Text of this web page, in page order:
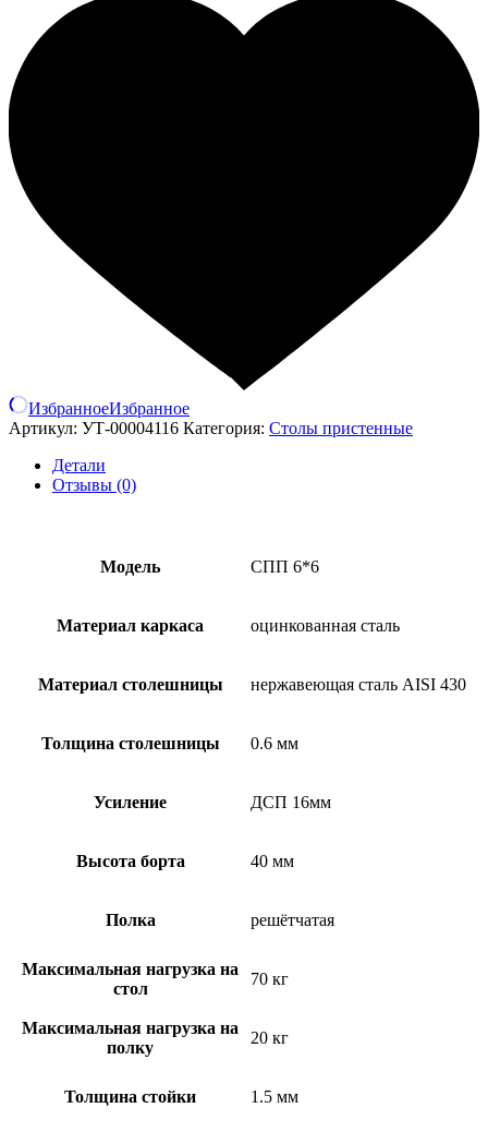
ИзбранноеИзбранное
Артикул: УТ-00004116 Категория: Столы пристенные
Детали
Отзывы (0)
Модель СПП 6*6
Материал каркаса оцинкованная сталь
Материал столешницы нержавеющая сталь AISI 430
Толщина столешницы 0.6 мм
Усиление ДСП 16мм
Высота борта 40 мм
Полка решётчатая
Максимальная нагрузка на
стол
70 кг
Максимальная нагрузка на
полку
20 кг
Толщина стойки 1.5 мм